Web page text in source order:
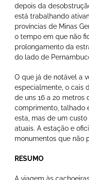
depois da
está trabalhando
províncias de Minas
o tempo em que não
prolongamento da
do lado de
O que já de notável a
especialmente, o cais
de uns 16 a 20 metros
comprimento, talhado
esta, mas de um
atuais. A estação e
monumentos que não
RESUMO